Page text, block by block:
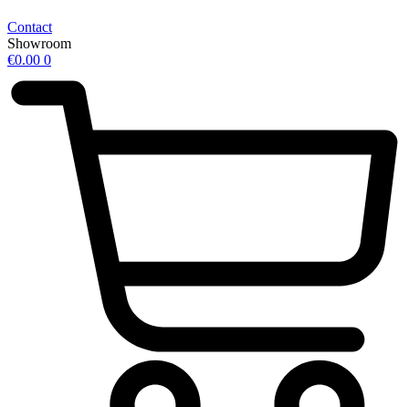
Contact
Showroom
€0.00 0